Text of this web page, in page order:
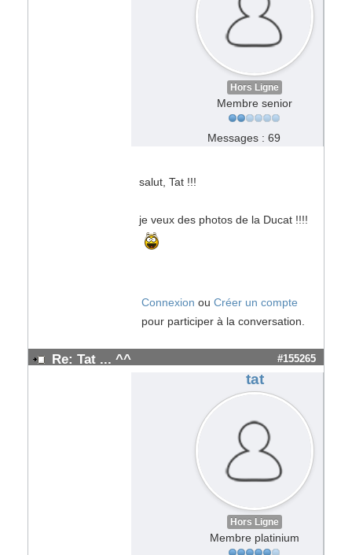
Hors Ligne
Membre senior
Messages : 69
salut, Tat !!!
je veux des photos de la Ducat !!!!
Connexion ou Créer un compte
pour participer à la conversation.
Re: Tat ... ^^ #155265
tat
Hors Ligne
Membre platinium